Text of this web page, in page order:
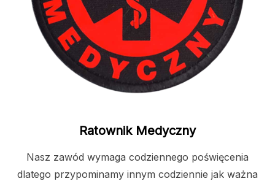
Ratownik Medyczny
Nasz zawód wymaga codziennego poświęcenia
dlatego przypominamy innym codziennie jak ważna